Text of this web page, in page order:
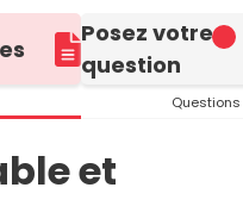
Posez votre
question
Questions
et